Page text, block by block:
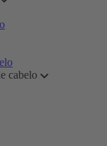
cabelo